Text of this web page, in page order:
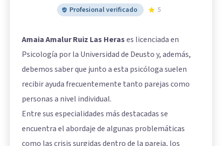
Profesional verificado 5
Amaia Amalur Ruiz Las Herases licenciada en
Psicología por la Universidad de Deusto y, además,
debemos saber que junto a esta psicóloga suelen
recibir ayuda frecuentemente tanto parejas como
personas a nivel individual.
Entre sus especialidades más destacadas se
encuentra el abordaje de algunas problemáticas
como las crisis surgidas dentro de la pareja, los